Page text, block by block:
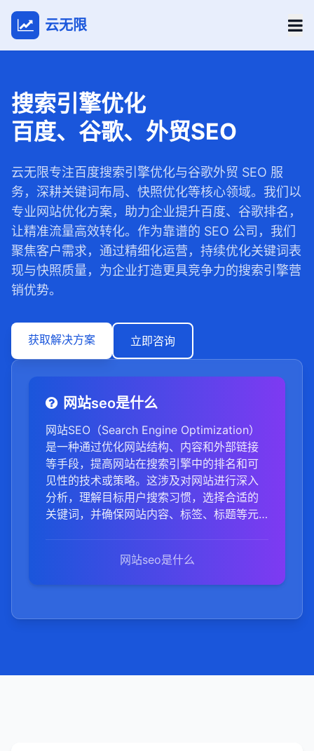
云无限
搜索引擎优化
百度、谷歌、外贸SEO
云无限专注百度搜索引擎优化与谷歌外贸 SEO 服
务，深耕关键词布局、快照优化等核心领域。我们以
专业网站优化方案，助力企业提升百度、谷歌排名，
让精准流量高效转化。作为靠谱的 SEO 公司，我们
聚焦客户需求，通过精细化运营，持续优化关键词表
现与快照质量，为企业打造更具竞争力的搜索引擎营
销优势。
获取解决方案 立即咨询
网站seo是什么
网站SEO（Search Engine Optimization）
是一种通过优化网站结构、内容和外部链接
等手段，提高网站在搜索引擎中的排名和可
见性的技术或策略。这涉及对网站进行深入
分析，理解目标用户搜索习惯，选择合适的
关键词，并确保网站内容、标签、标题等元
验等，也是SEO的重要组成部分。此外，建
立和维护高质量的外部链接，提高网站的权
网站seo是什么